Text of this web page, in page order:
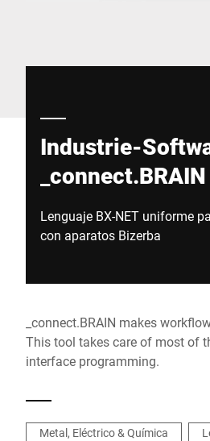
Industrie-
_connect.BRAIN
Lenguaje BX-NET uniforme
con aparatos Bizerba
_connect.BRAIN makes
This tool takes care of most of
interface programming.
Metal, Eléctrico & Química